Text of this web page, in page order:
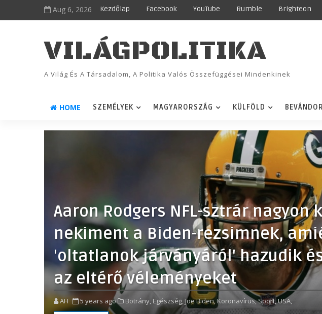
Aug 6, 2026 Kezdőlap Facebook YouTube Rumble Brighteon
VILÁGPOLITIKA
A Világ És A Társadalom, A Politika Valós Összefüggései Mindenkinek
HOME SZEMÉLYEK MAGYARORSZÁG KÜLFÖLD
Aaron Rodgers NFL-sztrár nagyon
nekiment a Biden-rezsimnek,
'oltatlanok járványáról' hazudik
az eltérő véleményeket
AH 5 years ago Botrány, Egészség,Joe Biden,Koronavírus,Sport,USA,